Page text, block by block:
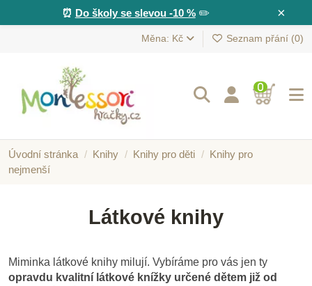
×
⏰ Do školy se slevou -10 %✏️
Měna: Kč Seznam přání (0)
0
Úvodní stránka Knihy Knihy pro děti
Knihy pro
nejmenší
Látkové knihy
Miminka látkové knihy milují. Vybíráme pro vás jen ty
opravdu kvalitní látkové knížky určené dětem již od